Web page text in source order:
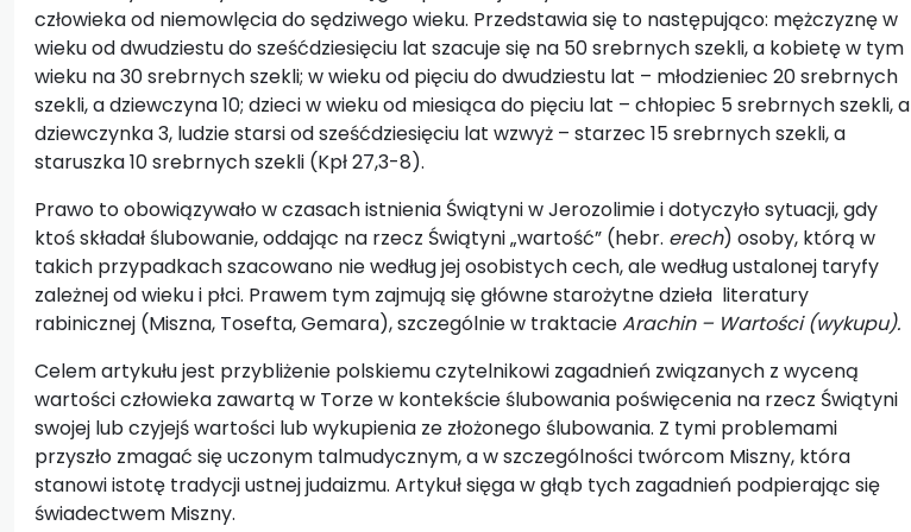
człowieka od niemowlęcia do sędziwego wieku. Przedstawia się to następująco: mężczyznę w
wieku od dwudziestu do sześćdziesięciu lat szacuje się na 50 srebrnych szekli, a kobietę w tym
wieku na 30 srebrnych szekli; w wieku od pięciu do dwudziestu lat – młodzieniec 20 srebrnych
szekli, a dziewczyna 10; dzieci w wieku od miesiąca do pięciu lat – chłopiec 5 srebrnych szekli, a
dziewczynka 3, ludzie starsi od sześćdziesięciu lat wzwyż – starzec 15 srebrnych szekli, a
staruszka 10 srebrnych szekli (Kpł 27,3-8).
Prawo to obowiązywało w czasach istnienia Świątyni w Jerozolimie i dotyczyło sytuacji, gdy
ktoś składał ślubowanie, oddając na rzecz Świątyni „wartość” (hebr. erech) osoby, którą w
takich przypadkach szacowano nie według jej osobistych cech, ale według ustalonej taryfy
zależnej od wieku i płci. Prawem tym zajmują się główne starożytne dzieła literatury
rabinicznej (Miszna, Tosefta, Gemara), szczególnie w traktacieArachin – Wartości (wykupu).
Celem artykułu jest przybliżenie polskiemu czytelnikowi zagadnień związanych z wyceną
wartości człowieka zawartą w Torze w kontekście ślubowania poświęcenia na rzecz Świątyni
swojej lub czyjejś wartości lub wykupienia ze złożonego ślubowania. Z tymi problemami
przyszło zmagać się uczonym talmudycznym, a w szczególności twórcom Miszny, która
stanowi istotę tradycji ustnej judaizmu. Artykuł sięga w głąb tych zagadnień podpierając się
świadectwem Miszny.